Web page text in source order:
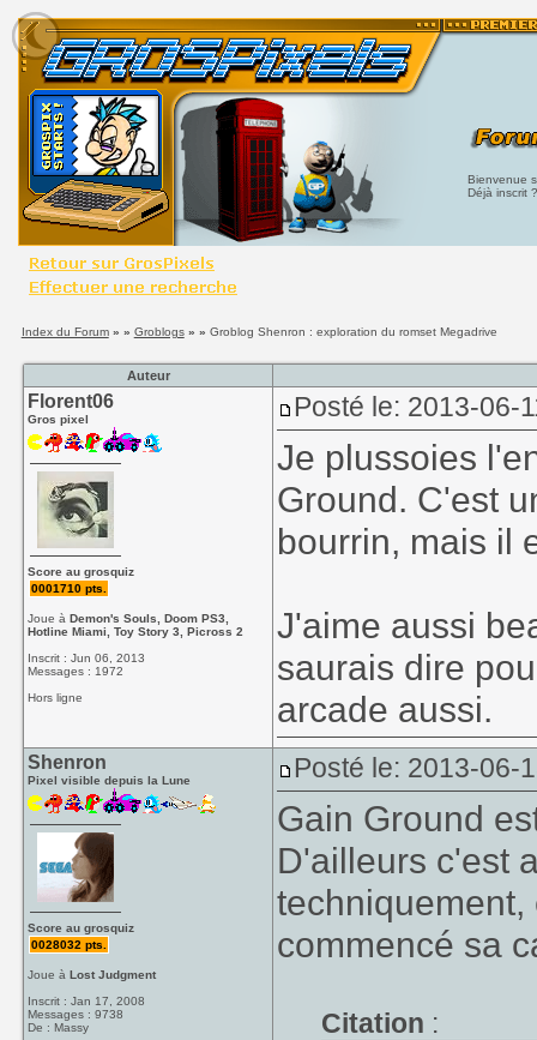
Bienvenue
Déjà inscrit
Index du Forum» » Groblogs» » Groblog Shenron : exploration du romset Megadrive
Auteur
Florent06
Gros pixel
Score au grosquiz
0001710 pts.
Joue àDemon's Souls, Doom PS3,
Hotline Miami, Toy Story 3, Picross 2
Inscrit : Jun 06, 2013
Messages : 1972
Hors ligne
Posté le: 2013-06-
Je plussoies
Ground. C'est
bourrin, mais il
J'aime aussi
saurais dire
arcade aussi.
Shenron
Pixel visible depuis la Lune
Score au grosquiz
0028032 pts.
Joue àLost Judgment
Inscrit : Jan 17, 2008
Messages : 9738
De : Massy
Posté le: 2013-06-
Gain Ground
D'ailleurs c'est
commencé sa
Citation :